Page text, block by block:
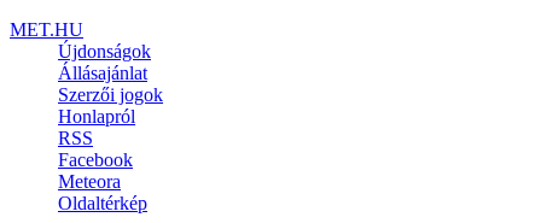
MET.HU
Újdonságok
Állásajánlat
Szerzői jogok
Honlapról
RSS
Facebook
Meteora
Oldaltérkép